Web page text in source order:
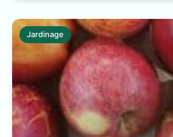
Jardinage